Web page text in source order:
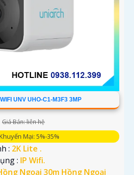
UNV UHO-C1-M3F3 3MP
Giá Bán: liên hệ
Mại: 5%-35%
: 2K Lite .
: IP Wifi.
Ngoại 30m Hồng Ngoại